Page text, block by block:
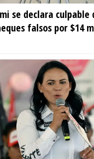
se declara culpable
falsos por $14